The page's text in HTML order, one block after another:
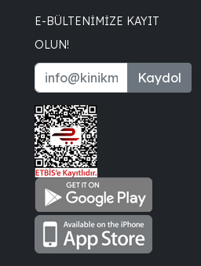
E-BÜLTENIMIZE KAYIT
OLUN!
Kaydol